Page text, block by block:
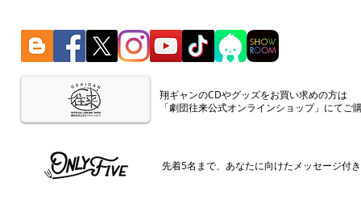
​翔ギャンのCDやグッズをお買い求めの方は
「劇団往来公式オンラインショップ」にてご
先着5名まで、あなたに向けたメッセージ付